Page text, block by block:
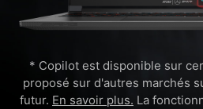
* Copilot est disponible sur
proposé sur d'autres marchés
futur. En savoir plus. La